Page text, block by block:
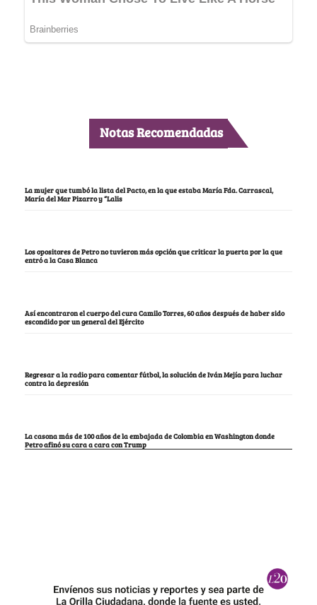
Notas Recomendadas
La mujer que tumbó la lista del Pacto, en la que estaba María Fda. Carrascal,
María del Mar Pizarro y “Lalis
Los opositores de Petro no tuvieron más opción que criticar la puerta por la que
entró a la Casa Blanca
Así encontraron el cuerpo del cura Camilo Torres, 60 años después de haber sido
escondido por un general del Ejército
Regresar a la radio para comentar fútbol, la solución de Iván Mejía para luchar
contra la depresión
La casona más de 100 años de la embajada de Colombia en Washington donde
Petro afinó su cara a cara con Trump